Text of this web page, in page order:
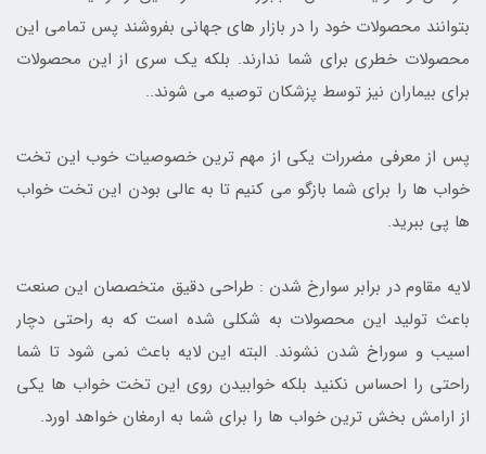
بتوانند محصولات خود را در بازار های جهانی بفروشند پس تمامی این
محصولات خطری برای شما ندارند. بلکه یک سری از این محصولات
برای بیماران نیز توسط پزشکان توصیه می شوند..
پس از معرفی مضررات یکی از مهم ترین خصوصیات خوب این تخت
خواب ها را برای شما بازگو می کنیم تا به عالی بودن این تخت خواب
ها پی ببرید.
لایه مقاوم در برابر سوارخ شدن : طراحی دقیق متخصصان این صنعت
باعث تولید این محصولات به شکلی شده است که به راحتی دچار
اسیب و سوراخ شدن نشوند. البته این لایه باعث نمی شود تا شما
راحتی را احساس نکنید بلکه خوابیدن روی این تخت خواب ها یکی
از ارامش بخش ترین خواب ها را برای شما به ارمغان خواهد اورد.